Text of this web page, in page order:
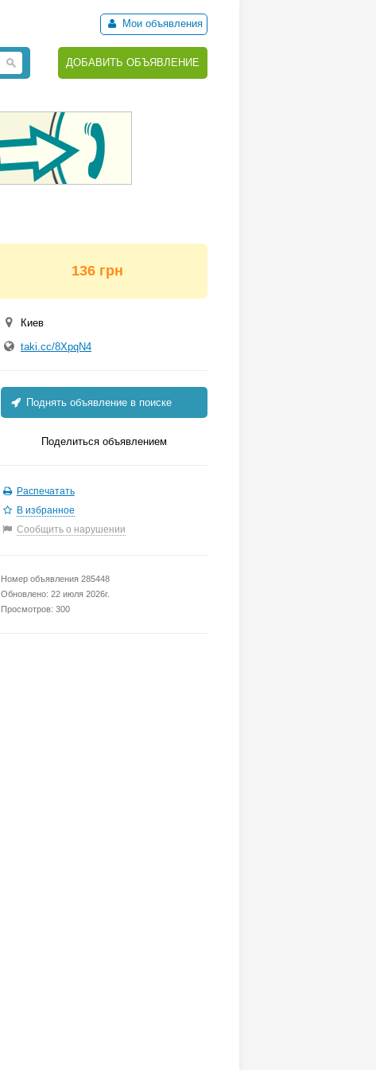
Мои объявления
ДОБАВИТЬ ОБЪЯВЛЕНИЕ
136 грн
Киев
taki.cc/8XpqN4
Поднять объявление в поиске
Поделиться объявлением
Распечатать
В избранное
Сообщить о нарушении
Номер объявления 285448
Обновлено: 22 июля 2026г.
Просмотров: 300